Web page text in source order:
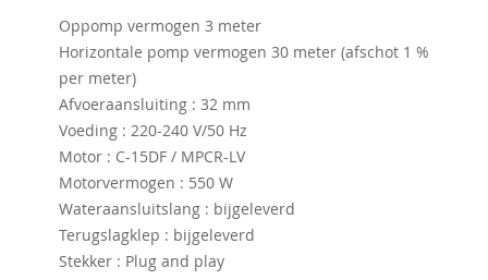
Oppomp vermogen 3 meter
Horizontale pomp vermogen 30 meter (afschot 1 %
per meter)
Afvoeraansluiting : 32 mm
Voeding : 220-240 V/50 Hz
Motor : C-15DF / MPCR-LV
Motorvermogen : 550 W
Wateraansluitslang : bijgeleverd
Terugslagklep : bijgeleverd
Stekker : Plug and play